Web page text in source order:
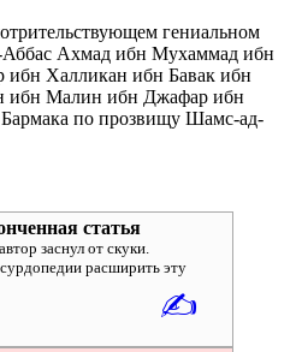
гениальном
Аббас Ахмад ибн Мухаммад ибн
Халликан ибн Бавак ибн
ибн Малин ибн Джафар ибн
по прозвищу Шамс-ад-
статья
заснул от скуки.
расширить эту
✍